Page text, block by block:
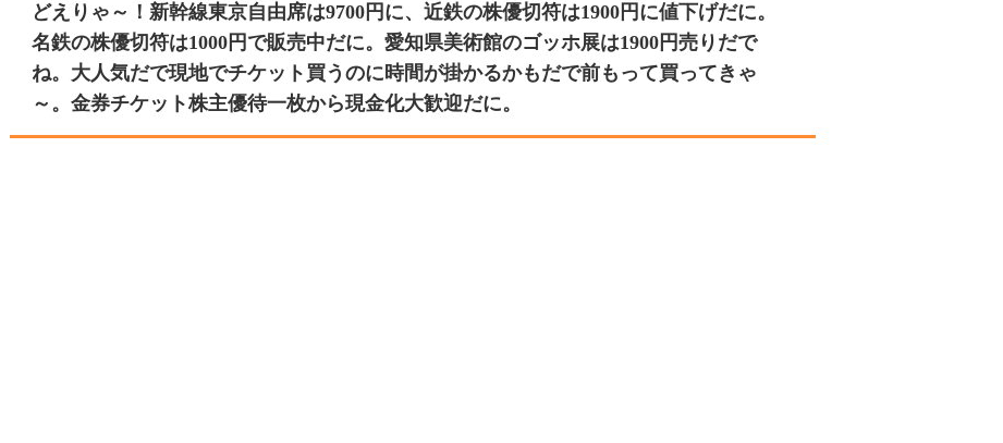
どえりゃ～！新幹線東京自由席は9700円に、近鉄の株優切符は1900円に値下げだに。
名鉄の株優切符は1000円で販売中だに。愛知県美術館のゴッホ展は1900円売りだで
ね。大人気だで現地でチケット買うのに時間が掛かるかもだで前もって買ってきゃ
～。金券チケット株主優待一枚から現金化大歓迎だに。